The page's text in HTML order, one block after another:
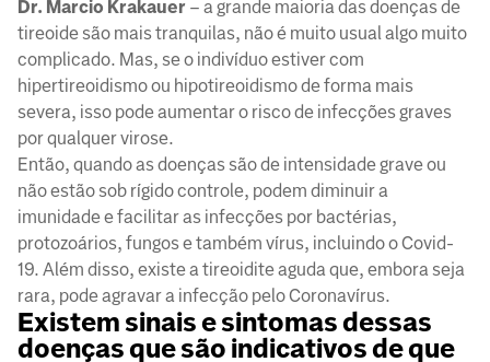
Dr. Marcio Krakauer – a grande maioria das doenças de
tireoide são mais tranquilas, não é muito usual algo muito
complicado. Mas, se o indivíduo estiver com
hipertireoidismo ou hipotireoidismo de forma mais
severa, isso pode aumentar o risco de infecções graves
por qualquer virose.
Então, quando as doenças são de intensidade grave ou
não estão sob rígido controle, podem diminuir a
imunidade e facilitar as infecções por bactérias,
protozoários, fungos e também vírus, incluindo o Covid-
19. Além disso, existe a tireoidite aguda que, embora seja
rara, pode agravar a infecção pelo Coronavírus.
Existem sinais e sintomas dessas
doenças que são indicativos de que